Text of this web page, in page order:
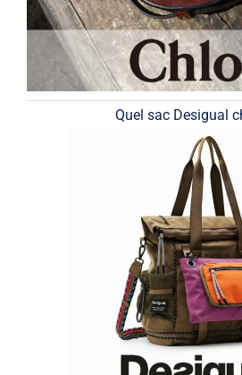
Quel sac Desigual